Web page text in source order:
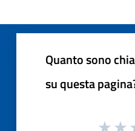
Quanto sono
su questa